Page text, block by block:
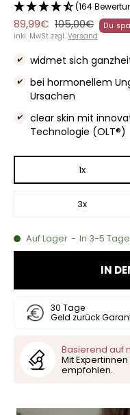
(164
Angebotspreis
89,99€ Regulärer
Preis
105,00€ Du
inkl. MwSt zzgl. Versand
widmet sich
bei hormonellem
Ursachen
clear skin mit
Technologie (OLT®)
1x
3x
Auf Lager - In 3-5
IN
30 Tage
Geld zurück
Basierend auf
Mit
empfohlen.